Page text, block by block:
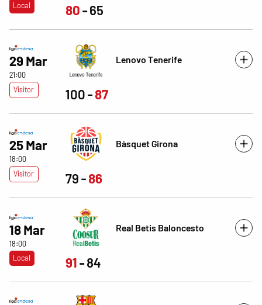
Local
80 65
29 Mar
21:00
Visitor
Lenovo Tenerife
100 87
25 Mar
18:00
Visitor
Bàsquet Girona
79 86
18 Mar
18:00
Local
Real Betis Baloncesto
91 84